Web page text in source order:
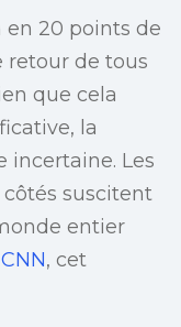
20 points de
retour de tous
que cela
la
incertaine. Les
suscitent
entier
CNN, cet